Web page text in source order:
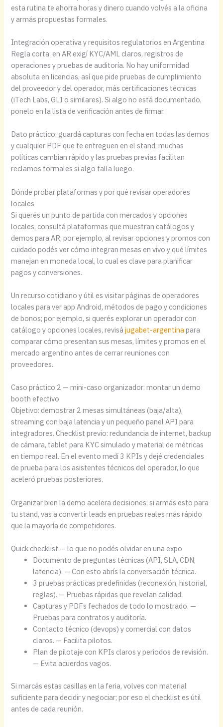
esta rutina te ahorra horas y dinero cuando volvés a la oficina
y armás propuestas formales.
Integración operativa y requisitos regulatorios en Argentina
Regla corta: en AR exigí KYC/AML claros, registros de
operaciones y pruebas de auditoría. No hay uniformidad
absoluta en licencias, así que pide pruebas de cumplimiento
del proveedor y del operador, más certificaciones técnicas
(iTech Labs, GLI o similares). Si algo no está documentado,
ponelo en la lista de verificación antes de firmar.
Dato práctico: guardá capturas con fecha en todas las demos
y cualquier PDF que te entreguen en el stand; muchas
políticas cambian rápido y las pruebas previas facilitan
reclamos formales si algo falla luego.
Dónde probar plataformas y por qué revisar operadores
locales
Si querés un punto de partida con mercados y opciones
locales, consultá plataformas que muestran catálogos y
demos para AR; por ejemplo, al revisar opciones y promos con
cuidado podés ver cómo integran mesas en vivo y qué límites
manejan en moneda local, lo cual es clave para planificar
pagos y conversiones.
Un recurso cotidiano y útil es visitar páginas de operadores
locales para ver app Android, métodos de pago y condiciones
de bonos; por ejemplo, si querés explorar un operador con
catálogo y opciones locales, revisájugabet-argentinapara
comparar cómo presentan sus mesas, límites y promos en el
mercado argentino antes de cerrar reuniones con
proveedores.
Caso práctico 2 — mini-caso organizador: montar un demo
booth efectivo
Objetivo: demostrar 2 mesas simultáneas (baja/alta),
streaming con baja latencia y un pequeño panel API para
integradores. Checklist previo: redundancia de internet, backup
de cámara, tablet para KYC simulado y material de métricas
en tiempo real. En el evento medí 3 KPIs y dejé credenciales
de prueba para los asistentes técnicos del operador, lo que
aceleró pruebas posteriores.
Organizar bien la demo acelera decisiones; si armás esto para
tu stand, vas a convertir leads en pruebas reales más rápido
que la mayoría de competidores.
Quick checklist — lo que no podés olvidar en una expo
Documento de preguntas técnicas (API, SLA, CDN,
latencia). — Con esto abrís la conversación técnica.
3 pruebas prácticas predefinidas (reconexión, historial,
reglas). — Pruebas rápidas que revelan calidad.
Capturas y PDFs fechados de todo lo mostrado. —
Pruebas para contratos y auditoría.
Contacto técnico (devops) y comercial con datos
claros. — Facilita pilotos.
Plan de pilotaje con KPIs claros y periodos de revisión.
— Evita acuerdos vagos.
Si marcás estas casillas en la feria, volves con material
suficiente para decidir y negociar; por eso el checklist es útil
antes de cada reunión.